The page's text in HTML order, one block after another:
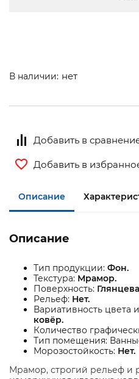
В наличии: нет
Добавить в
Добавить в
Описание
Описание
Тип продукции: Фон.
Текстура: Мрамор.
Поверхность:
Рельеф: Нет.
Вариативность цвета
ковёр.
Количество
Тип помещения:
Морозостойкость: Нет.
Мрамор, строгий рельеф и